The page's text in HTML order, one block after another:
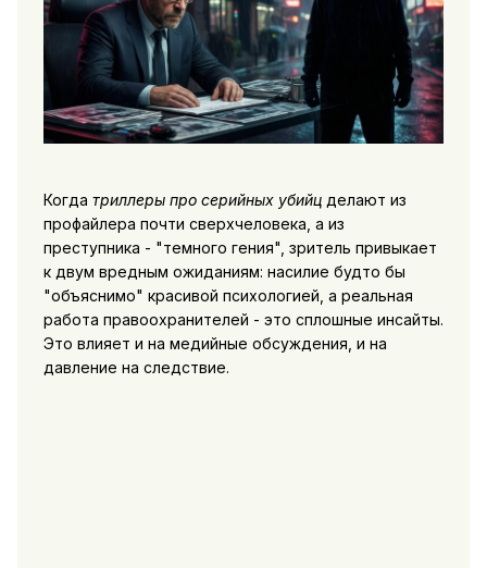
Когда триллеры про серийных убийцделают из
профайлера почти сверхчеловека, а из
преступника - "темного гения", зритель привыкает
к двум вредным ожиданиям: насилие будто бы
"объяснимо" красивой психологией, а реальная
работа правоохранителей - это сплошные инсайты.
Это влияет и на медийные обсуждения, и на
давление на следствие.